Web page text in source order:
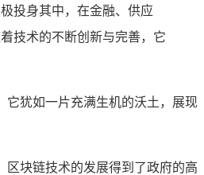
投身其中，在金融、供应
技术的不断创新与完善，它
它犹如一片充满生机的沃土，展现
区块链技术的发展得到了政府的高